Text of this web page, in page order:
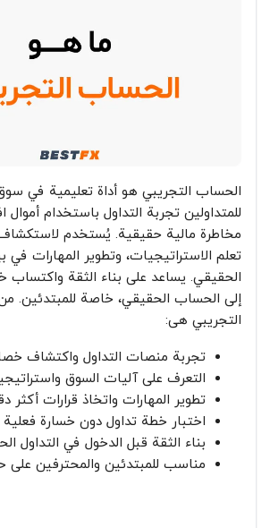
الحساب التجريبي هو أداة تعليمية في
للمتداولين تجربة التداول باستخدام أموال
مخاطرة مالية حقيقية. يُستخدم
تعلم الاستراتيجيات، وتطوير المهارات
الحقيقي. يساعد على بناء الثقة واكتساب
إلى الحساب الحقيقي، خاصة للمبتدئين.
التجريبي هی:
تجربة منصات التداول واكتشاف
التعرف على آليات السوق
تطوير المهارات واتخاذ قرارات أكثر
اختبار خطة تداول دون خسارة فعلية
بناء الثقة قبل الدخول في التداول
مناسب للمبتدئين والمحترفين على